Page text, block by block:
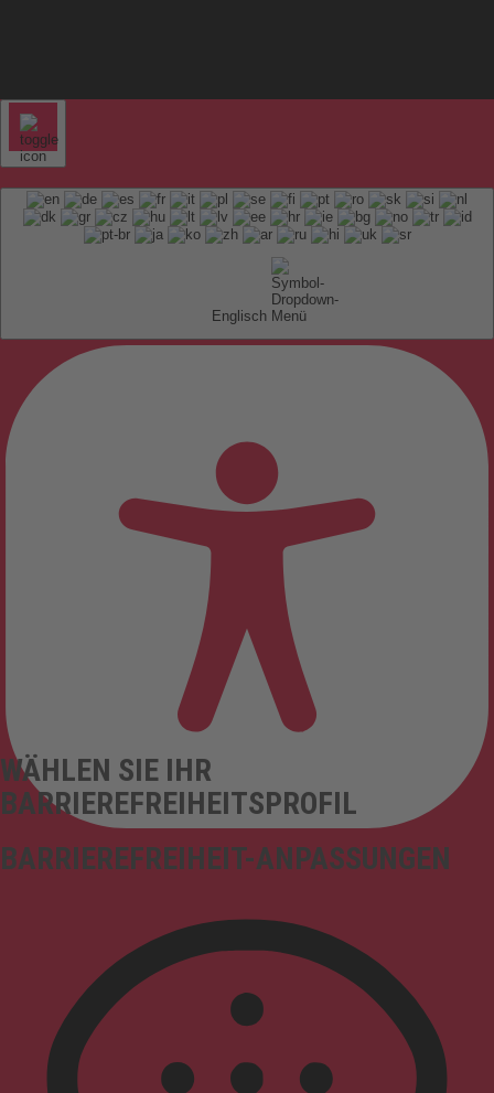
Englisch
BARRIEREFREIHEIT-ANPASSUNGEN
WÄHLEN SIE IHR
BARRIEREFREIHEITSPROFIL